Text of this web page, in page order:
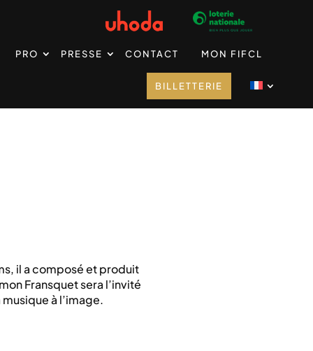
PRO PRESSE CONTACT MON FIFCL
BILLETTERIE
il a composé et produit
Fransquet sera l’invité
à l’image.